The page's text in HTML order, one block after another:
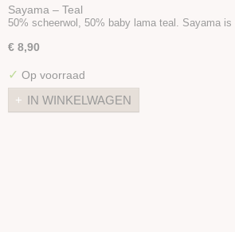
Sayama – Teal
50% scheerwol, 50% baby lama teal. Sayama
€ 8,90
✓ Op voorraad
IN WINKELWAGEN